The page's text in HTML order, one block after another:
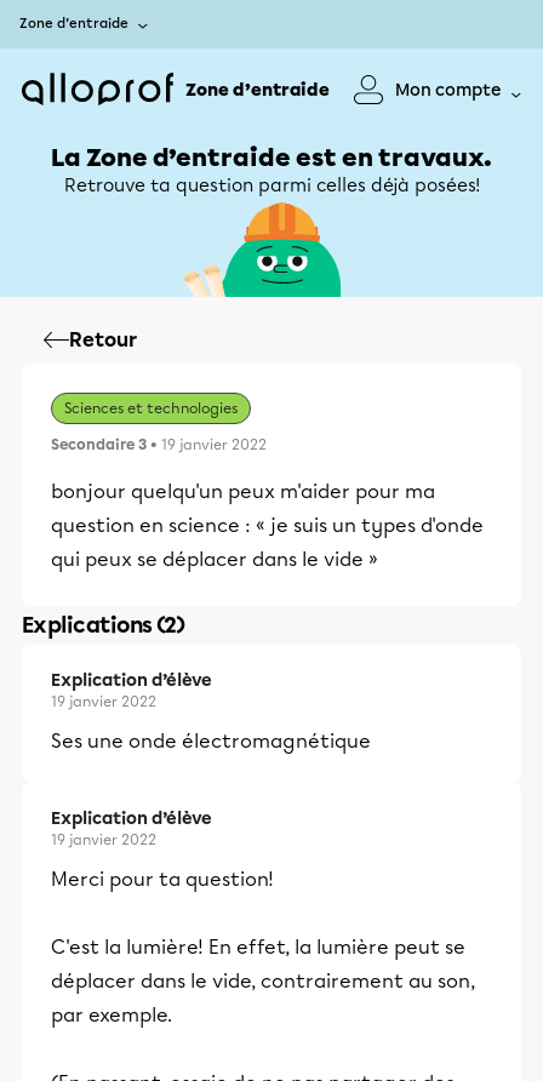
Zone d’entraide
Zone d’entraide Mon compte
La Zone d’entraide est en travaux.
Retrouve ta question parmi celles déjà posées!
Retour
Sciences et technologies
Secondaire 3 • 19 janvier 2022
bonjour quelqu'un peux m'aider pour ma
question en science : « je suis un types d'onde
qui peux se déplacer dans le vide »
Explications (2)
Explication d’élève
19 janvier 2022
Ses une onde électromagnétique
Explication d’élève
19 janvier 2022
Merci pour ta question!
C'est la lumière! En effet, la lumière peut se
déplacer dans le vide, contrairement au son,
par exemple.